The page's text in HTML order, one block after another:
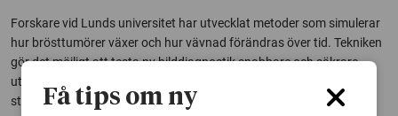
Forskare vid Lunds universitet har utvecklat metoder som simulerar
hur brösttumörer växer och hur vävnad förändras över tid. Tekniken
gör det möjligt att testa ny bilddiagnostik snabbare och säkrare –
utan att patienter behöver utsättas för fler undersökningar eller
strålningFå tips om ny